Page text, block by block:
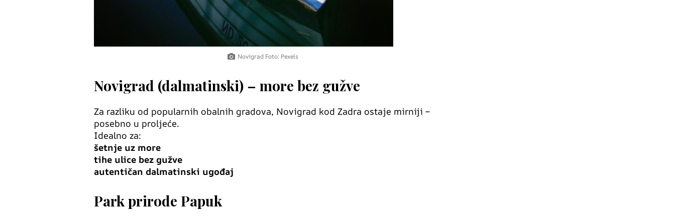
Novigrad Foto: Pexels
Novigrad (dalmatinski) – more bez gužve
Za razliku od popularnih obalnih gradova, Novigrad kod Zadra ostaje mirniji –
posebno u proljeće.
Idealno za:
šetnje uz more
tihe ulice bez gužve
autentičan dalmatinski ugođaj
Park prirode Papuk